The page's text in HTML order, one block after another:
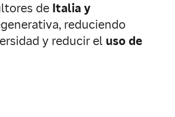
de Italia y
reduciendo
y reducir el uso de